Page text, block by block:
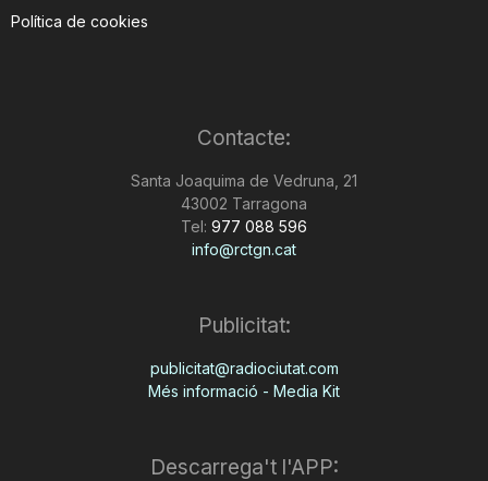
Política de cookies
Contacte:
Santa Joaquima de Vedruna, 21
43002 Tarragona
Tel: 977 088 596
info@rctgn.cat
Publicitat:
publicitat@radiociutat.com
Més informació - Media Kit
Descarrega't l'APP: